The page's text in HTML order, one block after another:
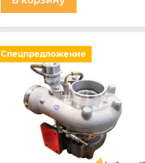
Спецпредложение